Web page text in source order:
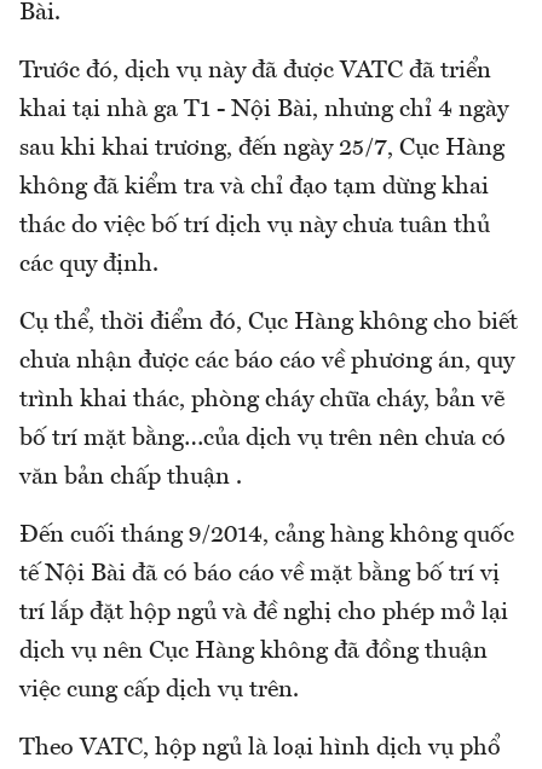
Bài.
Trước đó, dịch vụ này đã được VATC đã triển
khai tại nhà ga T1 - Nội Bài, nhưng chỉ 4 ngày
sau khi khai trương, đến ngày 25/7, Cục Hàng
không đã kiểm tra và chỉ đạo tạm dừng khai
thác do việc bố trí dịch vụ này chưa tuân thủ
các quy định.
Cụ thể, thời điểm đó, Cục Hàng không cho biết
chưa nhận được các báo cáo về phương án, quy
trình khai thác, phòng cháy chữa cháy, bản vẽ
bố trí mặt bằng…của dịch vụ trên nên chưa có
văn bản chấp thuận .
Đến cuối tháng 9/2014, cảng hàng không quốc
tế Nội Bài đã có báo cáo về mặt bằng bố trí vị
trí lắp đặt hộp ngủ và đề nghị cho phép mở lại
dịch vụ nên Cục Hàng không đã đồng thuận
việc cung cấp dịch vụ trên.
Theo VATC, hộp ngủ là loại hình dịch vụ phổ